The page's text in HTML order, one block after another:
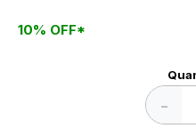
continue a leitura que
10% OFF*
−